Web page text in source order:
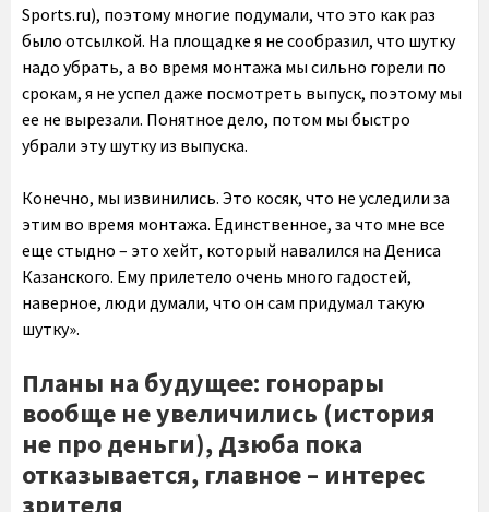
Sports.ru), поэтому многие подумали, что это как раз
было отсылкой. На площадке я не сообразил, что шутку
надо убрать, а во время монтажа мы сильно горели по
срокам, я не успел даже посмотреть выпуск, поэтому мы
ее не вырезали. Понятное дело, потом мы быстро
убрали эту шутку из выпуска.
Конечно, мы извинились. Это косяк, что не уследили за
этим во время монтажа. Единственное, за что мне все
еще стыдно – это хейт, который навалился на Дениса
Казанского. Ему прилетело очень много гадостей,
наверное, люди думали, что он сам придумал такую
шутку».
Планы на будущее: гонорары
вообще не увеличились (история
не про деньги), Дзюба пока
отказывается, главное – интерес
зрителя